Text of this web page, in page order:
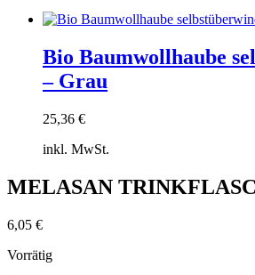
Zum
hinzufügen
Bio Baumwollhaube
– Grau
25,36 €
inkl. MwSt.
Zum
Warenkorb
MELASAN
6,05 €
Vorrätig